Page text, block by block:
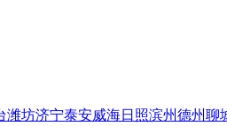
潍坊济宁泰安威海日照滨州德州聊